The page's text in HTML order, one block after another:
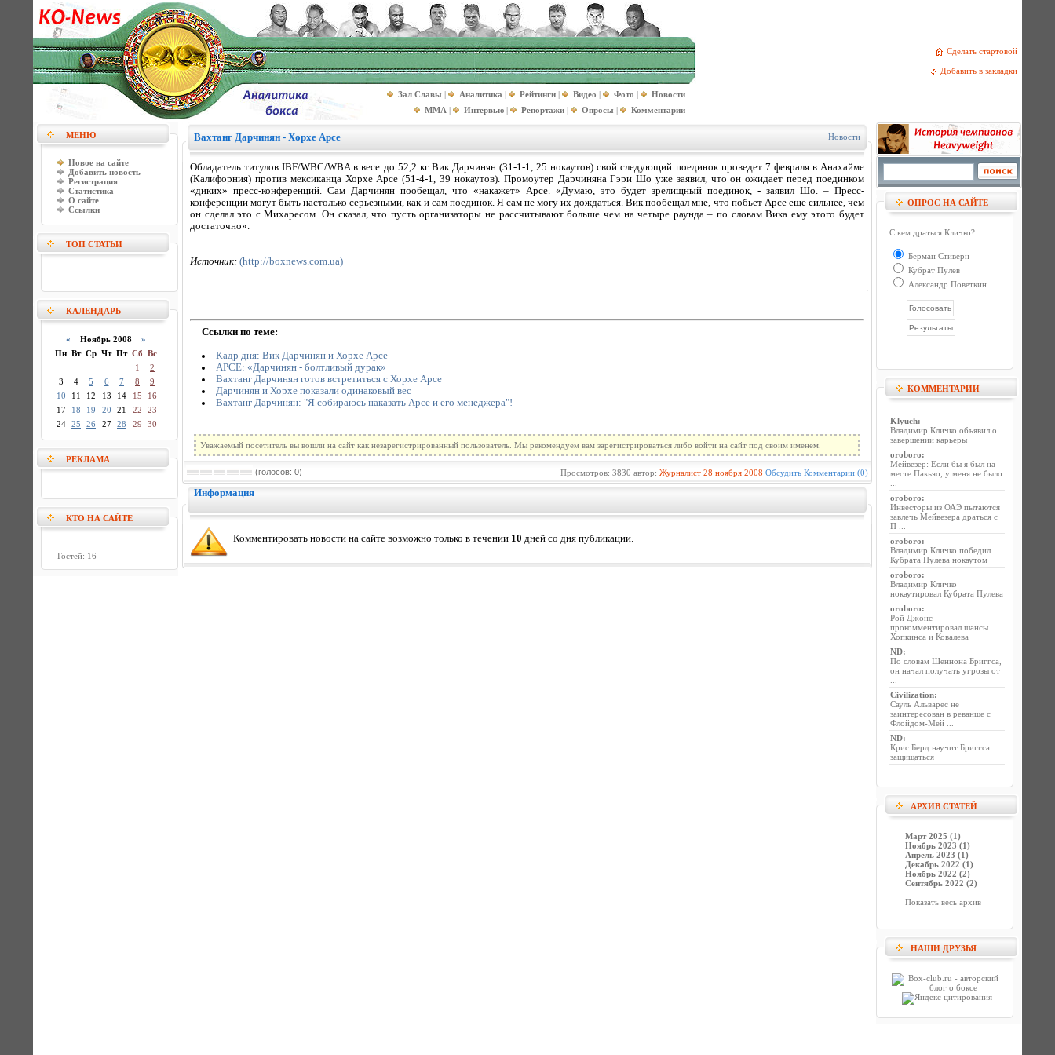
Сделать стартовой
Добавить в закладки
Зал Славы | Аналитика | Рейтинги | Видео | Фото |
Новости
MMA | Интервью | Репортажи | Опросы | Комментарии
МЕНЮ
Новое на сайте
Добавить новость
Регистрация
Статистика
О сайте
Ссылки
ТОП СТАТЬИ
КАЛЕНДАРЬ
« Ноябрь 2008 »
Пн Вт Ср Чт Пт Сб Вс
1
2
3
4 5 6 7 8
9
10
11 12 13 14 15
16
17
18 19 20 21 22
23
24
25 26 27 28 29 30
РЕКЛАМА
КТО НА САЙТЕ
Гостей: 16
Вахтанг Дарчинян - Хорхе Арсе Новости
Обладатель титулов IBF/WBC/WBA в весе до 52,2 кг Вик Дарчинян (31-1-1, 25 нокаутов) свой следующий поединок проведет 7 февраля в Анахайме
(Калифорния) против мексиканца Хорхе Арсе (51-4-1, 39 нокаутов). Промоутер Дарчиняна Гэри Шо уже заявил, что он ожидает перед поединком
«диких» пресс-конференций. Сам Дарчинян пообещал, что «накажет» Арсе. «Думаю, это будет зрелищный поединок, - заявил Шо. – Пресс-
конференции могут быть настолько серьезными, как и сам поединок. Я сам не могу их дождаться. Вик пообещал мне, что побьет Арсе еще сильнее, чем
он сделал это с Михаресом. Он сказал, что пусть организаторы не рассчитывают больше чем на четыре раунда – по словам Вика ему этого будет
достаточно».
Источник: (http://boxnews.com.ua)
Ссылки по теме:
Кадр дня: Вик Дарчинян и Хорхе Арсе
АРСЕ: «Дарчинян - болтливый дурак»
Вахтанг Дарчинян готов встретиться с Хорхе Арсе
Дарчинян и Хорхе показали одинаковый вес
Вахтанг Дарчинян: "Я собираюсь наказать Арсе и его менеджера"!
Уважаемый посетитель вы вошли на сайт как незарегистрированный пользователь. Мы рекомендуем вам зарегистрироваться либо войти на сайт под своим именем.
(голосов: 0) Просмотров: 3830 автор: Журналист 28 ноября 2008 Обсудить Комментарии (0)
Информация
Комментировать новости на сайте возможно только в течении 10 дней со дня публикации.
ОПРОС НА САЙТЕ
С кем драться Кличко?
Берман Стиверн
Кубрат Пулев
Александр Поветкин
КОММЕНТАРИИ
Klyuch:
Владимир Кличко объявил о
завершении карьеры
oroboro:
Мейвезер: Если бы я был на
месте Пакьяо, у меня не было
oroboro:
Инвесторы из ОАЭ пытаются
завлечь Мейвезера драться с
П ...
oroboro:
Владимир Кличко победил
Кубрата Пулева нокаутом
oroboro:
Владимир Кличко
нокаутировал Кубрата Пулева
oroboro:
Рой Джонс
прокомментировал шансы
Хопкинса и Ковалева
ND:
По словам Шеннона Бриггса,
он начал получать угрозы от
Civilization:
Сауль Альварес не
заинтересован в реванше с
Флойдом-Мей ...
ND:
Крис Берд научит Бриггса
защищаться
АРХИВ СТАТЕЙ
Март 2025 (1)
Ноябрь 2023 (1)
Апрель 2023 (1)
Декабрь 2022 (1)
Ноябрь 2022 (2)
Сентябрь 2022 (2)
Показать весь архив
НАШИ ДРУЗЬЯ